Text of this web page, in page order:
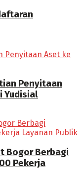
Penyitaan
Yudisial
Bogor Berbagi
Pekerja